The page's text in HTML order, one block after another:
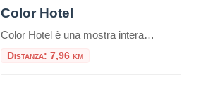
Color Hotel
Color Hotel è una mostra interattiva permanente composta da 11 sale tematiche che prende le sembianze di un hotel incantevole! Una sorprendente area interattiva permanente dedicata al gioco e al puro divertimento. E’ ospitato negli spazi di The Wow Side Shopping Centre (ex Parco Leonardo) a Fiumicino. Al confine tra realtà e sogno, questo spazio di 4.000 mq, custodisce al suo interno incredibili sorprese […]
Distanza: 7,96 km